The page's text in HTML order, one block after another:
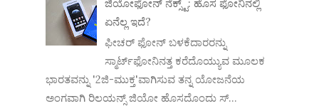
ಜಿಯೋಫೋನ್ ನೆಕ್ಸ್ಟ್: ಹೊಸ ಫೋನಿನಲ್ಲಿ
ಏನೆಲ್ಲ ಇದೆ?
ಫೀಚರ್ ಫೋನ್ ಬಳಕೆದಾರರನ್ನು
ಸ್ಮಾರ್ಟ್‌ಫೋನಿನತ್ತ ಕರೆದೊಯ್ಯುವ ಮೂಲಕ
ಭಾರತವನ್ನು '2ಜಿ-ಮುಕ್ತ'ವಾಗಿಸುವ ತನ್ನ ಯೋಜನೆಯ
ಅಂಗವಾಗಿ ರಿಲಯನ್ಸ್ ಜಿಯೋ ಹೊಸದೊಂದು ಸ್...